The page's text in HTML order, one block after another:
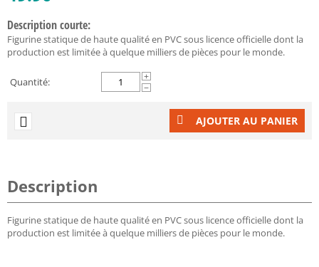
Description courte:
Figurine statique de haute qualité en PVC sous licence officielle dont la
production est limitée à quelque milliers de pièces pour le monde.
Quantité:
+
−
AJOUTER AU PANIER
Description
Figurine statique de haute qualité en PVC sous licence officielle dont la
production est limitée à quelque milliers de pièces pour le monde.